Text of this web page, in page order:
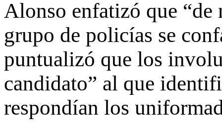
Alonso enfatizó que “de
grupo de policías se
puntualizó que los
candidato” al que
respondían los